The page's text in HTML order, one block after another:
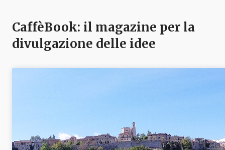
CaffèBook: il magazine per la
divulgazione delle idee